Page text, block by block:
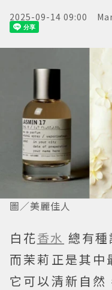
2025-09-14 09:00
圖／美麗佳人
白花香水 總有種
而茉莉正是其中
它可以清新自然